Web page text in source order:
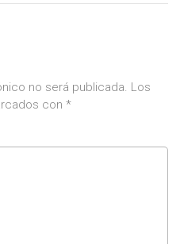
no será publicada. Los
con *